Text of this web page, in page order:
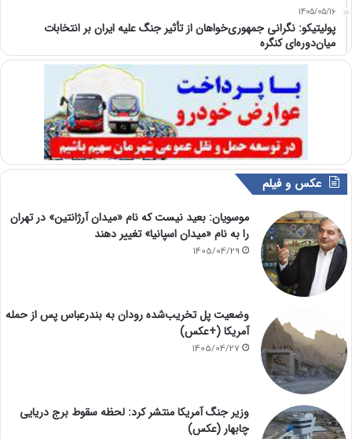
1405/05/16
پولیتیکو: نگرانی جمهوری‌خواهان از تأثیر جنگ علیه ایران بر انتخابات
میان‌دوره‌ای کنگره
عکس و فیلم
موسویان: بعید نیست که نام «میدان آرژانتین» در تهران
را به نام «میدان اسپانیا» تغییر دهند
1405/04/29
وضعیت پل تخریب‌شده رودان به بندرعباس پس از حمله
آمریکا (+عکس)
1405/04/27
وزیر جنگ آمریکا منتشر کرد: لحظه سقوط برج دریایی
چابهار (عکس)